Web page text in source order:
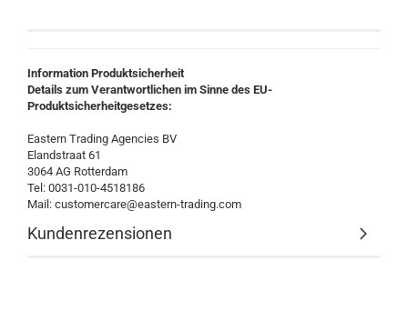
Information Produktsicherheit
Details zum Verantwortlichen im Sinne des EU-
Produktsicherheitgesetzes:
Eastern Trading Agencies BV
Elandstraat 61
3064 AG Rotterdam
Tel: 0031-010-4518186
Mail: customercare@eastern-trading.com
Kundenrezensionen